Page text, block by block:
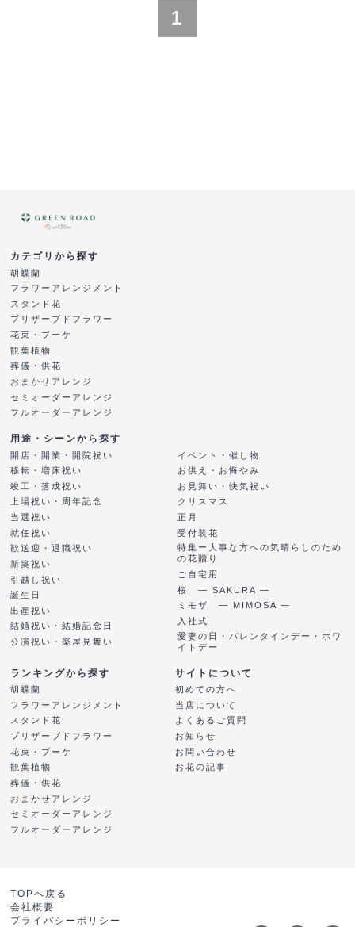
1
カテゴリから探す
胡蝶蘭
フラワーアレンジメント
スタンド花
プリザーブドフラワー
花束・ブーケ
観葉植物
葬儀・供花
おまかせアレンジ
セミオーダーアレンジ
フルオーダーアレンジ
用途・シーンから探す
開店・開業・開院祝い
移転・増床祝い
竣工・落成祝い
上場祝い・周年記念
当選祝い
就任祝い
歓送迎・退職祝い
新築祝い
引越し祝い
誕生日
出産祝い
結婚祝い・結婚記念日
公演祝い・楽屋見舞い
イベント・催し物
お供え・お悔やみ
お見舞い・快気祝い
クリスマス
正月
受付装花
特集ー大事な方への気晴らしのため
の花贈り
ご自宅用
桜 ― SAKURA ―
ミモザ ― MIMOSA ―
入社式
愛妻の日・バレンタインデー・ホワ
イトデー
ランキングから探す
胡蝶蘭
フラワーアレンジメント
スタンド花
プリザーブドフラワー
花束・ブーケ
観葉植物
葬儀・供花
おまかせアレンジ
セミオーダーアレンジ
フルオーダーアレンジ
サイトについて
初めての方へ
当店について
よくあるご質問
お知らせ
お問い合わせ
お花の記事
TOPへ戻る
会社概要
プライバシーポリシー